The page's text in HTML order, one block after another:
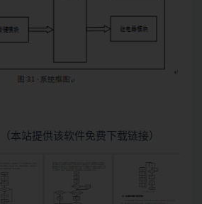
站提供该软件免费下载链接）